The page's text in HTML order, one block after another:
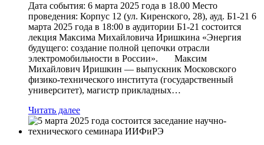
Дата события: 6 марта 2025 года в 18.00 Место
проведения: Корпус 12 (ул. Киренского, 28), ауд. Б1-21 6
марта 2025 года в 18:00 в аудитории Б1-21 состоится
лекция Максима Михайловича Иришкина «Энергия
будущего: создание полной цепочки отрасли
электромобильности в России». Максим
Михайлович Иришкин — выпускник Московского
физико-технического института (государственный
университет), магистр прикладных…
Читать далее